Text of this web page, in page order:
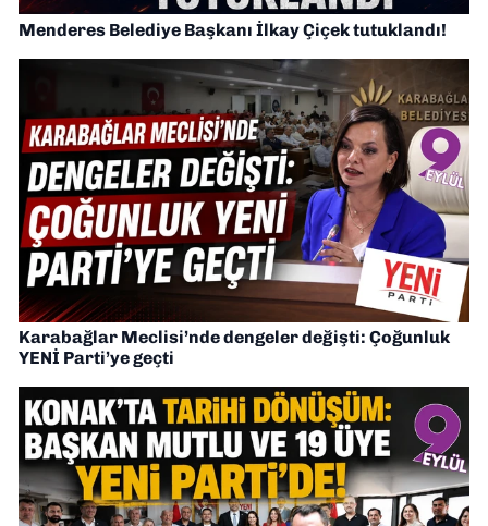
Menderes Belediye Başkanı İlkay Çiçek tutuklandı!
Karabağlar Meclisi’nde dengeler değişti: Çoğunluk
YENİ Parti’ye geçti